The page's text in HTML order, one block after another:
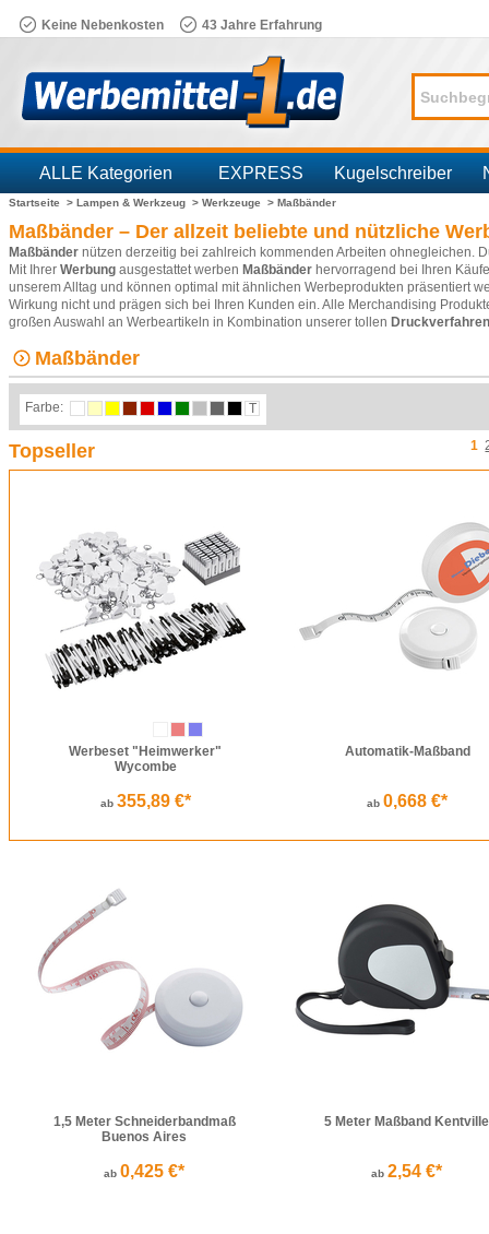
Keine Nebenkosten 43 Jahre Erfahrung
ALLE Kategorien EXPRESS Kugelschreiber
Branchen
Startseite > Lampen & Werkzeug > Werkzeuge > Maßbänder
Maßbänder – Der allzeit beliebte und nützliche
Maßbänder nützen derzeitig bei zahlreich kommenden Arbeiten ohnegleichen.
Mit Ihrer Werbung ausgestattet werben Maßbänder hervorragend bei Ihren
unserem Alltag und können optimal mit ähnlichen Werbeprodukten präsentiert
Wirkung nicht und prägen sich bei Ihren Kunden ein. Alle Merchandising
großen Auswahl an Werbeartikeln in Kombination unserer tollen Druckverfahren
Maßbänder
Farbe: T
1
Topseller
Werbeset "Heimwerker"
Wycombe
ab 355,89 €*
Automatik-Maßband
ab 0,668 €*
1,5 Meter Schneiderbandmaß
Buenos Aires
ab 0,425 €*
5 Meter Maßband Kentville
ab 2,54 €*